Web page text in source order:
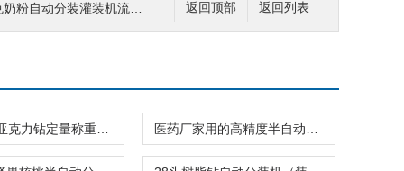
返回列表
返回顶部
自动分装灌装机流水线